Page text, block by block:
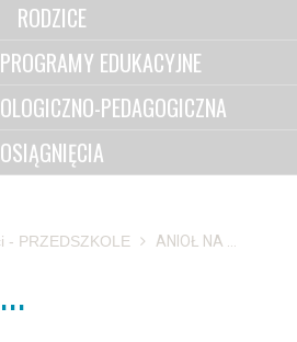
RODZICE
EDUKACYJNE
PEDAGOGICZNA
OSIĄGNIĘCIA
- PRZEDSZKOLE ANIOŁ NA …